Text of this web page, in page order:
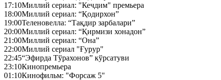
17:10Миллий сериал: "Кечдим" премьера
18:00Миллий сериал: “Қодирхон”
19:00Теленовелла: “Тақдир зарбалари”
20:00Миллий сериал: “Қирмизи хонадон”
21:00Миллий сериал: “Она”
22:00Миллий сериал "Ғурур"
22:45“Эфирда Тўрахонов” кўрсатуви
23:10Кинопремьера
01:10Кинофильм: "Форсаж 5"